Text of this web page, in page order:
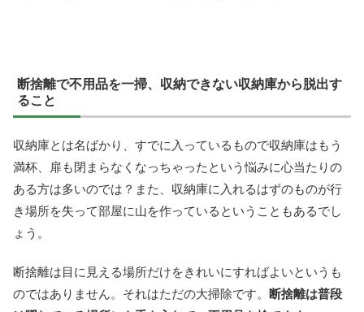
断捨離で不用品を一掃、収納できない収納庫から脱出す
ること
収納庫とは名ばかり、すでに入っているもので収納庫はもう
満杯、扉も閉まらなくなっちゃったという悩みに心当たりの
ある方は多いのでは？また、収納庫に入れるはずのものが行
き場所を失って部屋に山を作っているということもあるでし
ょう。
断捨離は目に見える場所だけをきれいにすればよいというも
のではありません。それはただの大掃除です。
断捨離は普段